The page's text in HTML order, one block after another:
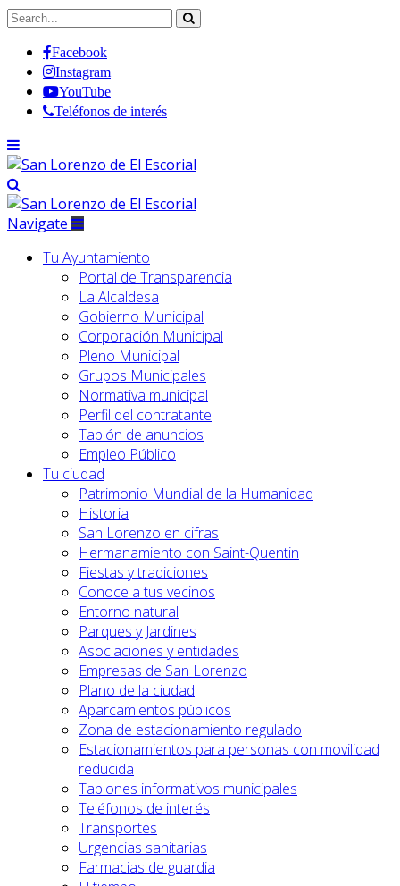
Facebook
Instagram
YouTube
Teléfonos de interés
Navigate
Tu Ayuntamiento
Portal de Transparencia
La Alcaldesa
Gobierno Municipal
Corporación Municipal
Pleno Municipal
Grupos Municipales
Normativa municipal
Perfil del contratante
Tablón de anuncios
Empleo Público
Tu ciudad
Patrimonio Mundial de la Humanidad
Historia
San Lorenzo en cifras
Hermanamiento con Saint-Quentin
Fiestas y tradiciones
Conoce a tus vecinos
Entorno natural
Parques y Jardines
Asociaciones y entidades
Empresas de San Lorenzo
Plano de la ciudad
Aparcamientos públicos
Zona de estacionamiento regulado
Estacionamientos para personas con movilidad
reducida
Tablones informativos municipales
Teléfonos de interés
Transportes
Urgencias sanitarias
Farmacias de guardia